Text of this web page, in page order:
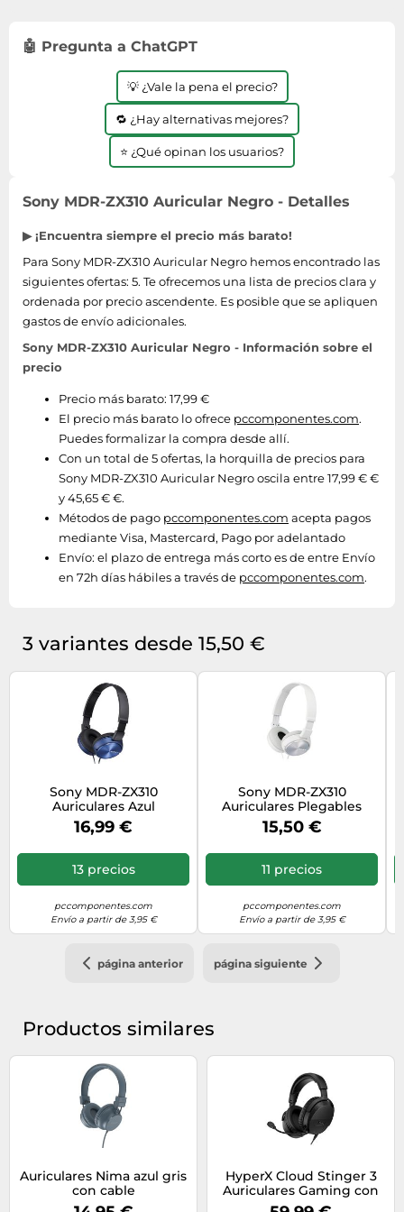
🤖 Pregunta a ChatGPT
💡 ¿Vale la pena el precio?
🔁 ¿Hay alternativas mejores?
⭐ ¿Qué opinan los usuarios?
Sony MDR-ZX310 Auricular Negro - Detalles
▶ ¡Encuentra siempre el precio más barato!
Para Sony MDR-ZX310 Auricular Negro hemos encontrado las
siguientes ofertas: 5. Te ofrecemos una lista de precios clara y
ordenada por precio ascendente. Es posible que se apliquen
gastos de envío adicionales.
Sony MDR-ZX310 Auricular Negro - Información sobre el
precio
Precio más barato: 17,99 €
El precio más barato lo ofrece pccomponentes.com.
Puedes formalizar la compra desde allí.
Con un total de 5 ofertas, la horquilla de precios para
Sony MDR-ZX310 Auricular Negro oscila entre 17,99 € €
y 45,65 € €.
Métodos de pago pccomponentes.com acepta pagos
mediante Visa, Mastercard, Pago por adelantado
Envío: el plazo de entrega más corto es de entre Envío
en 72h días hábiles a través de pccomponentes.com.
3 variantes desde 15,50 €
Sony MDR-ZX310
Auriculares Azul
16,99 €
13 precios
pccomponentes.com
Envío a partir de 3,95 €
Sony MDR-ZX310
Auriculares Plegables
Blancos
15,50 €
11 precios
pccomponentes.com
Envío a partir de 3,95 €
página anterior página siguiente
Productos similares
Auriculares Nima azul gris
con cable
HyperX Cloud Stinger 3
Auriculares Gaming con
Cable para PC